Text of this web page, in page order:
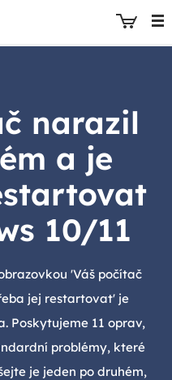
narazil
a je
10/11
'Váš počítač
jej restartovat' je
Poskytujeme 11 oprav,
problémy, které
je jeden po druhém,